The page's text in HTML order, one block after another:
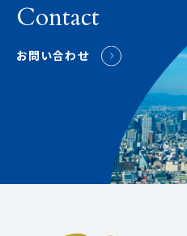
Contact
お問い合わせ